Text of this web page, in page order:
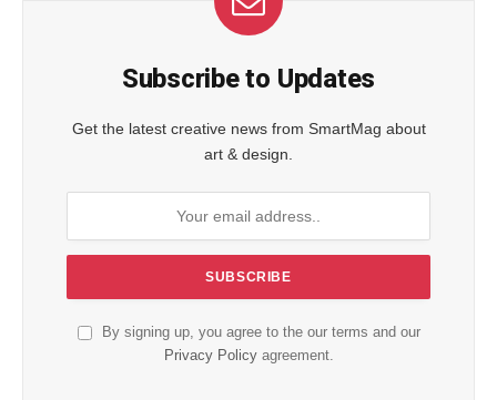
Subscribe to Updates
Get the latest creative news from SmartMag about
art & design.
By signing up, you agree to the our terms and our
Privacy Policyagreement.